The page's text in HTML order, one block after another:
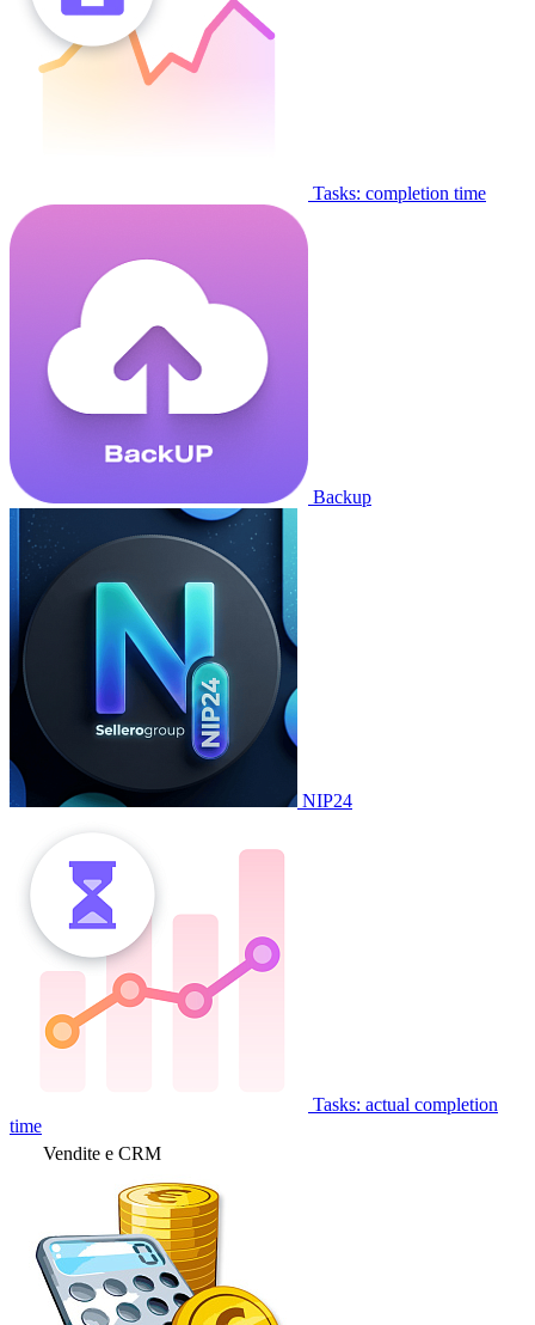
Tasks: completion time
Backup
NIP24
Tasks: actual completion
time
Vendite e CRM